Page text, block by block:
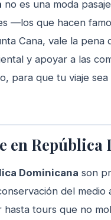
no es una moda
—los que hacen
Cana, vale la pena
y apoyar a las
para que tu viaje sea
en
Dominicana son
del medio
tours que no